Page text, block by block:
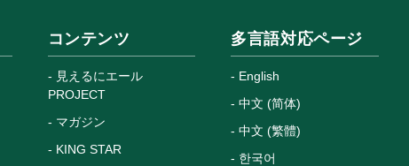
コンテンツ
見えるにエール
PROJECT
マガジン
KING STAR
多言語対応ページ
English
中文 (简体)
中文 (繁體)
한국어